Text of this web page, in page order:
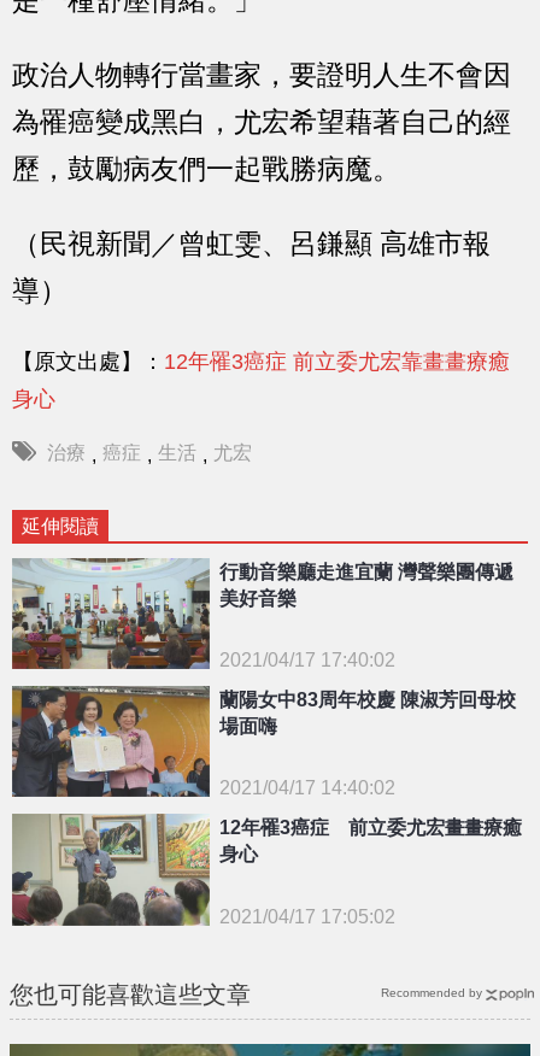
政治人物轉行當畫家，要證明人生不會因
為罹癌變成黑白，尤宏希望藉著自己的經
歷，鼓勵病友們一起戰勝病魔。
（民視新聞／曾虹雯、呂鎌顯 高雄市報
導）
【原文出處】： 12年罹3癌症 前立委尤宏靠畫畫療癒
身心
治療 , 癌症 , 生活 , 尤宏
延伸閱讀
{PLAYICON}
行動音樂廳走進宜蘭 灣聲樂團傳遞
美好音樂
2021/04/17 17:40:02
{PLAYICON}
蘭陽女中83周年校慶 陳淑芳回母校
場面嗨
2021/04/17 14:40:02
12年罹3癌症 前立委尤宏畫畫療癒
身心
2021/04/17 17:05:02
您也可能喜歡這些文章 Recommended by